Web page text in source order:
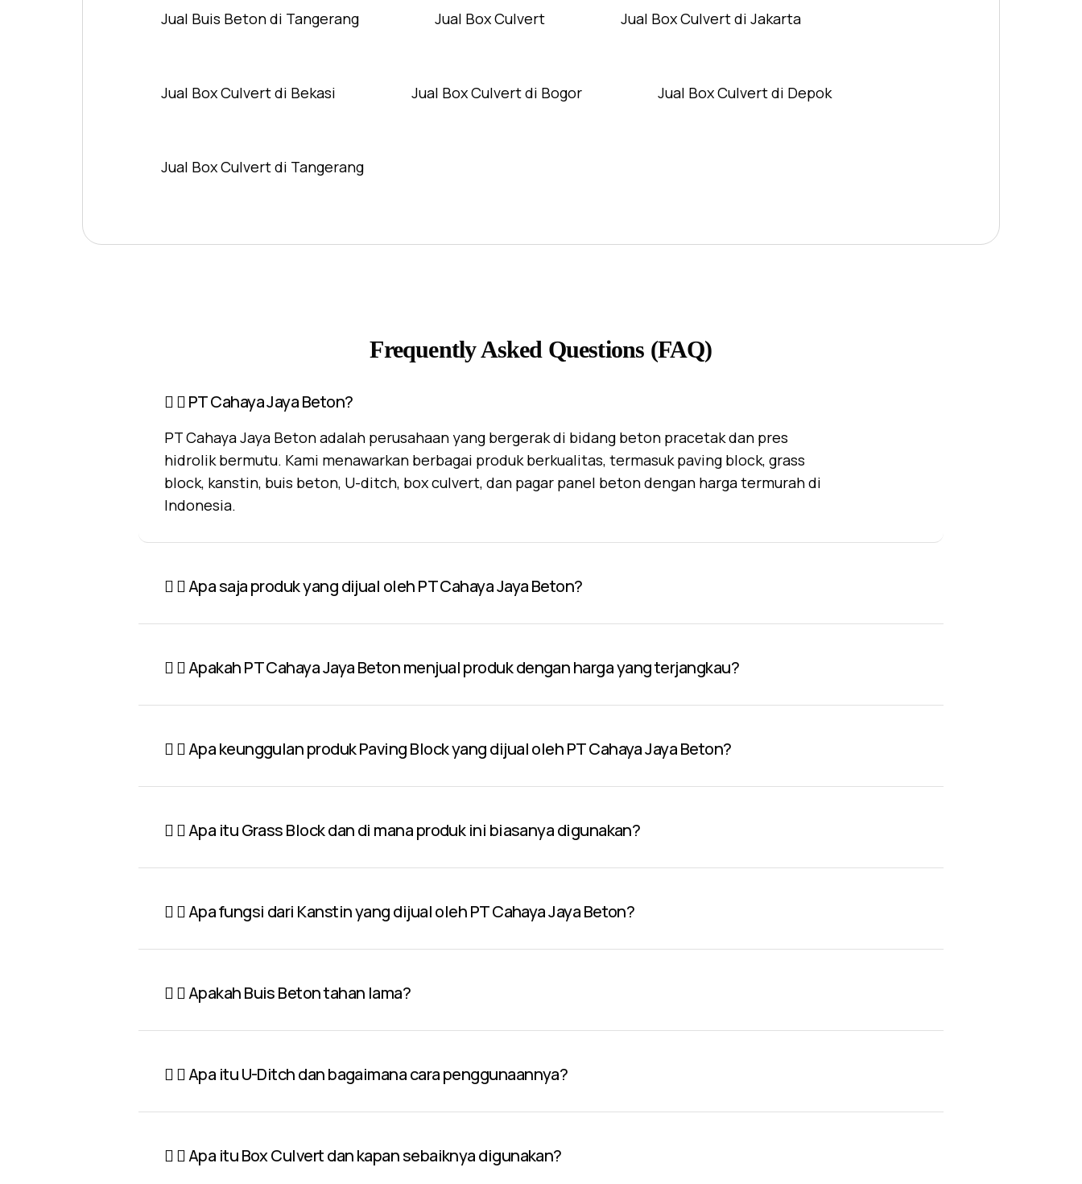
Jual Buis Beton di Tangerang Jual Box Culvert Jual Box Culvert di Jakarta
Jual Box Culvert di Bekasi Jual Box Culvert di Bogor Jual Box Culvert di Depok
Jual Box Culvert di Tangerang
Frequently Asked Questions (FAQ)
PT Cahaya Jaya Beton?
PT Cahaya Jaya Beton adalah perusahaan yang bergerak di bidang beton pracetak dan pres
hidrolik bermutu. Kami menawarkan berbagai produk berkualitas, termasuk paving block, grass
block, kanstin, buis beton, U-ditch, box culvert, dan pagar panel beton dengan harga termurah di
Indonesia.
Apa saja produk yang dijual oleh PT Cahaya Jaya Beton?
Apakah PT Cahaya Jaya Beton menjual produk dengan harga yang terjangkau?
Apa keunggulan produk Paving Block yang dijual oleh PT Cahaya Jaya Beton?
Apa itu Grass Block dan di mana produk ini biasanya digunakan?
Apa fungsi dari Kanstin yang dijual oleh PT Cahaya Jaya Beton?
Apakah Buis Beton tahan lama?
Apa itu U-Ditch dan bagaimana cara penggunaannya?
Apa itu Box Culvert dan kapan sebaiknya digunakan?